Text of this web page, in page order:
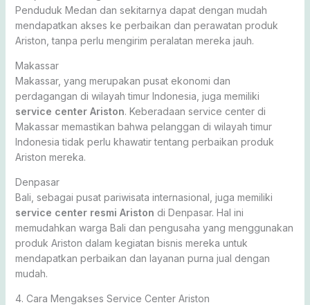
Penduduk Medan dan sekitarnya dapat dengan mudah
mendapatkan akses ke perbaikan dan perawatan produk
Ariston, tanpa perlu mengirim peralatan mereka jauh.
Makassar
Makassar, yang merupakan pusat ekonomi dan
perdagangan di wilayah timur Indonesia, juga memiliki
service center Ariston. Keberadaan service center di
Makassar memastikan bahwa pelanggan di wilayah timur
Indonesia tidak perlu khawatir tentang perbaikan produk
Ariston mereka.
Denpasar
Bali, sebagai pusat pariwisata internasional, juga memiliki
service center resmi Ariston di Denpasar. Hal ini
memudahkan warga Bali dan pengusaha yang menggunakan
produk Ariston dalam kegiatan bisnis mereka untuk
mendapatkan perbaikan dan layanan purna jual dengan
mudah.
4. Cara Mengakses Service Center Ariston